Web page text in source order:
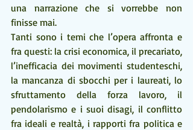
una narrazione che si vorrebbe non
finisse mai.
Tanti sono i temi che l’opera affronta e
fra questi: la crisi economica, il precariato,
l’inefficacia dei movimenti studenteschi,
la mancanza di sbocchi per i laureati, lo
sfruttamento della forza lavoro, il
pendolarismo e i suoi disagi, il conflitto
fra ideali e realtà, i rapporti fra politica e